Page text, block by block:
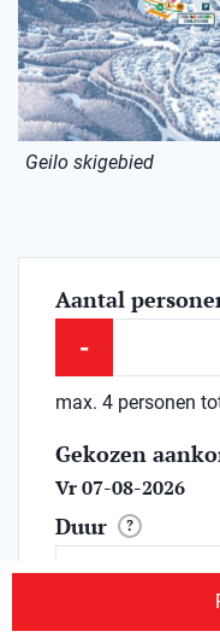
Geilo skigebied
Aantal
-
max. 4 personen
Gekozen
Vr 07-08-2026
Duur ?